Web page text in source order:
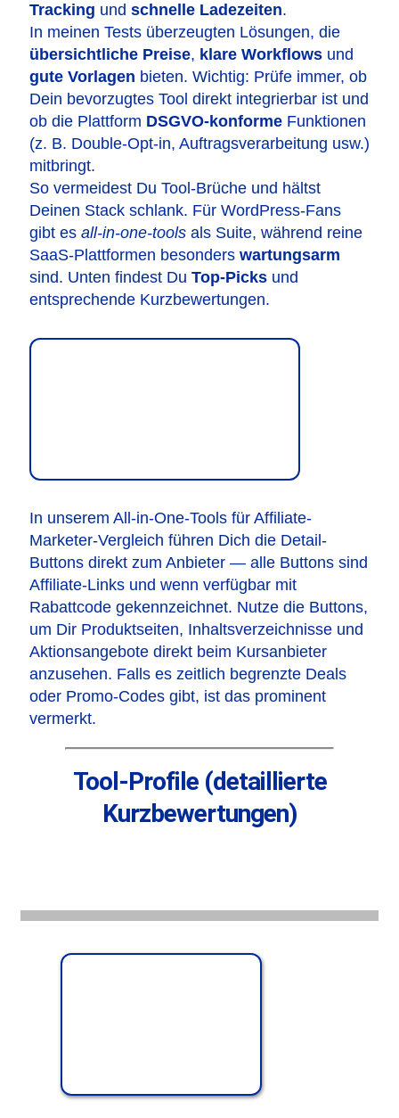
Tracking und schnelle Ladezeiten.
In meinen Tests überzeugten Lösungen, die
übersichtliche Preise, klare Workflows und
gute Vorlagen bieten. Wichtig: Prüfe immer, ob
Dein bevorzugtes Tool direkt integrierbar ist und
ob die Plattform DSGVO-konforme Funktionen
(z. B. Double-Opt-in, Auftragsverarbeitung usw.)
mitbringt.
So vermeidest Du Tool-Brüche und hältst
Deinen Stack schlank. Für WordPress-Fans
gibt es all-in-one-tools als Suite, während reine
SaaS-Plattformen besonders wartungsarm
sind. Unten findest Du Top-Picks und
entsprechende Kurzbewertungen.
In unserem All-in-One-Tools für Affiliate-
Marketer-Vergleich führen Dich die Detail-
Buttons direkt zum Anbieter — alle Buttons sind
Affiliate-Links und wenn verfügbar mit
Rabattcode gekennzeichnet. Nutze die Buttons,
um Dir Produktseiten, Inhaltsverzeichnisse und
Aktionsangebote direkt beim Kursanbieter
anzusehen. Falls es zeitlich begrenzte Deals
oder Promo-Codes gibt, ist das prominent
vermerkt.
Tool-Profile (detaillierte
Kurzbewertungen)